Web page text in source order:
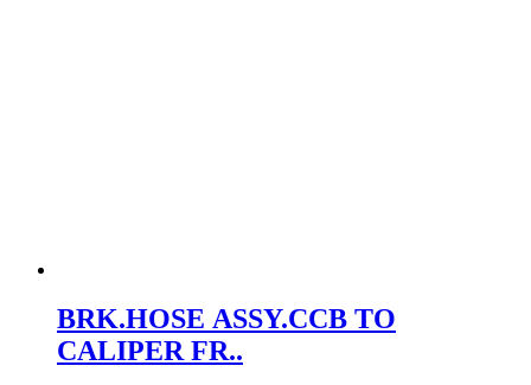
BRK.HOSE ASSY.CCB TO
CALIPER FR..